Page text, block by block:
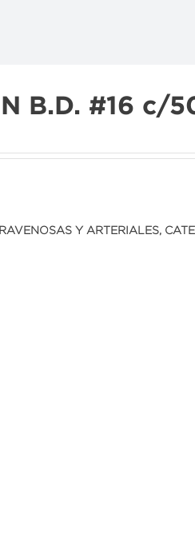
B.D. #16 c/
Y ARTERIALES,